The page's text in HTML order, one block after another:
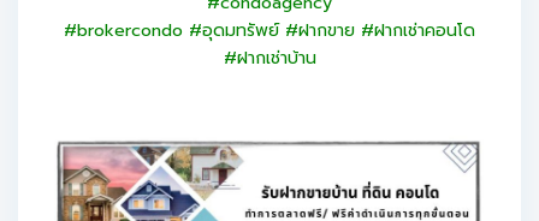
#brokercondo #อุดมทรัพย์ #ฝากขาย #ฝากเช่าคอนโด
#ฝากเช่าบ้าน